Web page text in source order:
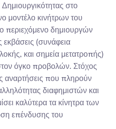
στο
μοντέλο κινήτρων του
περιεχόμενο δημιουργών
εκβάσεις (συνάφεια
και σημεία μετατροπής)
όγκο προβολών. Στόχος
αναρτήσεις που πληρούν
διαφημιστών και
καλύτερα τα κίνητρα των
επένδυσης του